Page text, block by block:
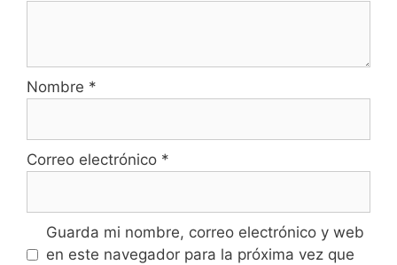
Nombre *
Correo electrónico *
Guarda mi nombre, correo electrónico y web
en este navegador para la próxima vez que